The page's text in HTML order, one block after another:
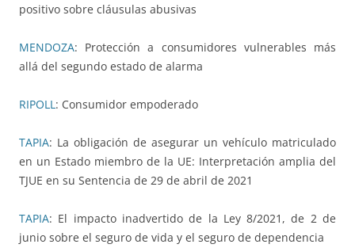
positivo sobre cláusulas abusivas
MENDOZA: Protección a consumidores vulnerables más
allá del segundo estado de alarma
RIPOLL: Consumidor empoderado
TAPIA: La obligación de asegurar un vehículo matriculado
en un Estado miembro de la UE: Interpretación amplia del
TJUE en su Sentencia de 29 de abril de 2021
TAPIA: El impacto inadvertido de la Ley 8/2021, de 2 de
junio sobre el seguro de vida y el seguro de dependencia